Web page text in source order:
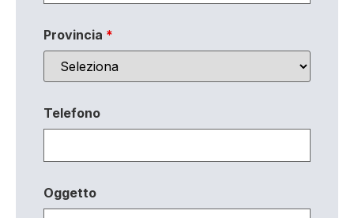
Provincia *
Telefono
Oggetto